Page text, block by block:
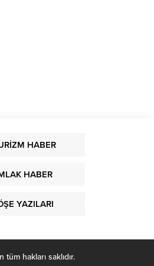
HABER
HABER
YAZILARI
hakları saklıdır.